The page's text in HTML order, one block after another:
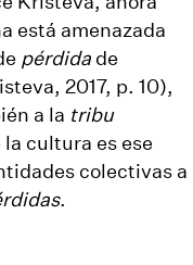
está amenazada
pérdida de
2017, p. 10),
a la tribu
la cultura es ese
colectivas a
.